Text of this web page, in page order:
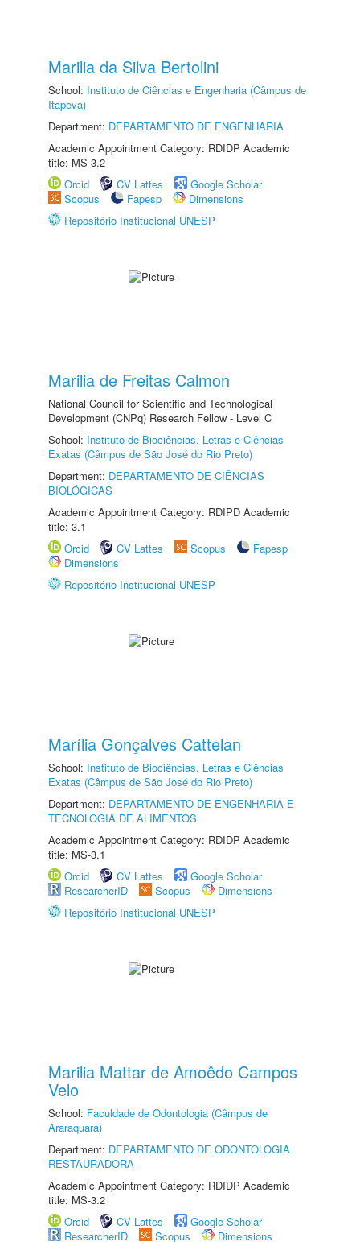
Marilia da Silva Bertolini
School: Instituto de Ciências e Engenharia (Câmpus de
Itapeva)
Department: DEPARTAMENTO DE ENGENHARIA
Academic Appointment Category: RDIDP Academic
title: MS-3.2
Orcid
CV Lattes
Google Scholar
Scopus
Fapesp
Dimensions
Repositório Institucional UNESP
Marilia de Freitas Calmon
National Council for Scientific and Technological
Development (CNPq) Research Fellow - Level C
School: Instituto de Biociências, Letras e Ciências
Exatas (Câmpus de São José do Rio Preto)
Department: DEPARTAMENTO DE CIÊNCIAS
BIOLÓGICAS
Academic Appointment Category: RDIPD Academic
title: 3.1
Orcid
CV Lattes Scopus
Fapesp
Dimensions
Repositório Institucional UNESP
Marília Gonçalves Cattelan
School: Instituto de Biociências, Letras e Ciências
Exatas (Câmpus de São José do Rio Preto)
Department: DEPARTAMENTO DE ENGENHARIA E
TECNOLOGIA DE ALIMENTOS
Academic Appointment Category: RDIDP Academic
title: MS-3.1
Orcid
CV Lattes
Google Scholar
ResearcherID
Scopus
Dimensions
Repositório Institucional UNESP
Marilia Mattar de Amoêdo Campos
Velo
School: Faculdade de Odontologia (Câmpus de
Araraquara)
Department: DEPARTAMENTO DE ODONTOLOGIA
RESTAURADORA
Academic Appointment Category: RDIDP Academic
title: MS-3.2
Orcid
CV Lattes
Google Scholar
ResearcherID
Scopus Dimensions